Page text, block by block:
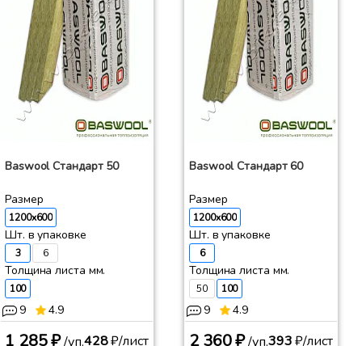
Baswool Стандарт 50
Размер
1200x600
Шт. в упаковке
3 6
Толщина листа мм.
100
9 4.9
1 285 ₽/уп.428₽/лист
Baswool Стандарт 60
Размер
1200x600
Шт. в упаковке
6
Толщина листа мм.
50 100
9 4.9
2 360 ₽/уп.393₽/лист